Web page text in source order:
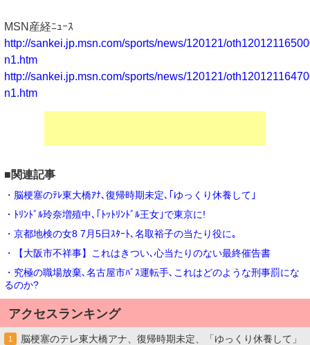
MSN産経ﾆｭｰｽ
http://sankei.jp.msn.com/sports/news/120121/
n1.htm
http://sankei.jp.msn.com/sports/news/120121/
n1.htm
■関連記事
・脳梗塞のﾃﾚ東大橋ｱﾅ､復帰時期未定､｢ゆっくり休養して｣
・ﾄﾘﾝﾄﾞﾙ玲奈増殖中､｢ﾄｯﾄﾘﾝﾄﾞﾙ王女｣で東京に!
・京都地検の女8 7月5日ｽﾀｰﾄ､名取裕子の当たり役に｡
・【大阪市不祥事】これはきつい､心当たりのない最終催告書
・究極の職場放棄､名古屋市ﾊﾞｽ運転手､これはどのような刑事罰にな
るのか?
アクセスランキング
1 脳梗塞のテレ東大橋アナ、復帰時期未定、「ゆっくり休養して」